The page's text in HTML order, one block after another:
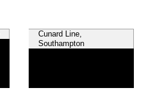
Cunard Line,
Southampton